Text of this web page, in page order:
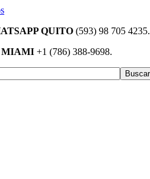
QUITO (593) 98 705 4235.
MIAMI +1 (786) 388-9698.